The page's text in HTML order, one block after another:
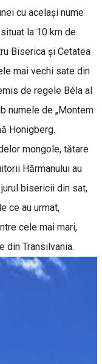
cu acelaşi nume
la 10 km de
Biserica şi Cetatea
mai vechi sate din
de regele Béla al
numele de „Montem
Honigberg.
mongole, tătare
Hărmanului au
bisericii din sat,
ce au urmat,
cele mai mari,
din Transilvania.